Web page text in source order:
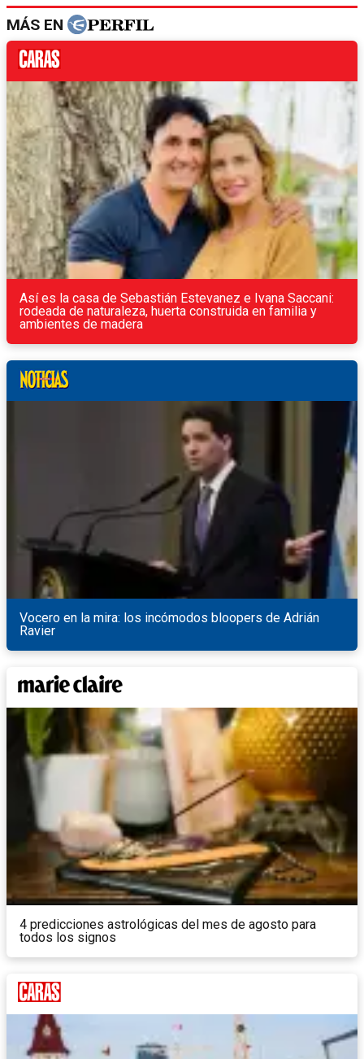
MÁS EN
Así es la casa de Sebastián Estevanez e Ivana Saccani:
rodeada de naturaleza, huerta construida en familia y
ambientes de madera
Vocero en la mira: los incómodos bloopers de Adrián
Ravier
4 predicciones astrológicas del mes de agosto para
todos los signos